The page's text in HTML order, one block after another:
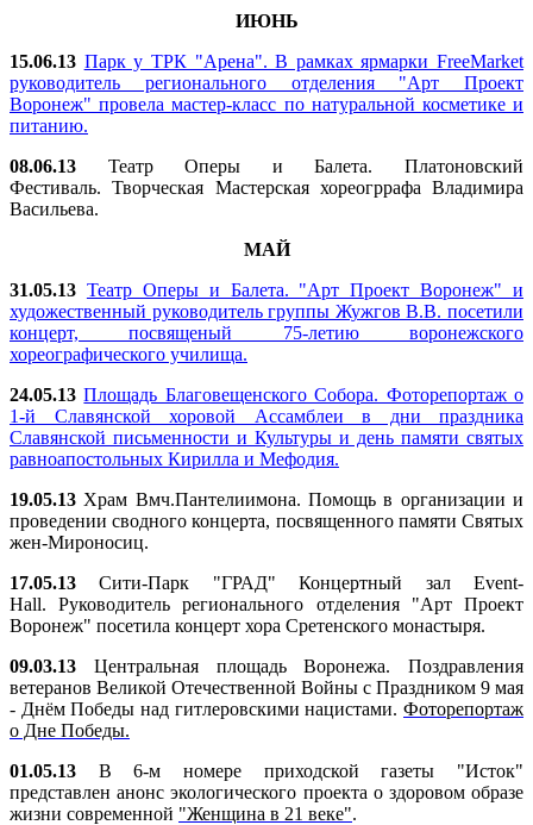
ИЮНЬ
15.06.13 Парк у ТРК "Арена". В рамках ярмарки FreeMarket
руководитель регионального отделения "Арт Проект
Воронеж" провела мастер-класс по натуральной косметике и
питанию.
08.06.13 Театр Оперы и Балета. Платоновский
Фестиваль. Творческая Мастерская хореогррафа Владимира
Васильева.
МАЙ
31.05.13 Театр Оперы и Балета. "Арт Проект Воронеж" и
художественный руководитель группы Жужгов В.В. посетили
концерт, посвященый 75-летию воронежского
хореографического училища.
24.05.13Площадь Благовещенского Собора. Фоторепортаж о
1-й Славянской хоровой Ассамблеи в дни праздника
Славянской письменности и Культуры и день памяти святых
равноапостольных Кирилла и Мефодия.
19.05.13 Храм Вмч.Пантелиимона. Помощь в организации и
проведении сводного концерта, посвященного памяти Святых
жен-Мироносиц.
17.05.13 Сити-Парк "ГРАД" Концертный зал Event-
Hall. Руководитель регионального отделения "Арт Проект
Воронеж" посетила концерт хора Сретенского монастыря.
09.03.13 Центральная площадь Воронежа. Поздравления
ветеранов Великой Отечественной Войны с Праздником 9 мая
- Днём Победы над гитлеровскими нацистами. Фоторепортаж
о Дне Победы.
01.05.13 В 6-м номере приходской газеты "Исток"
представлен анонс экологического проекта о здоровом образе
жизни современной "Женщина в 21 веке".